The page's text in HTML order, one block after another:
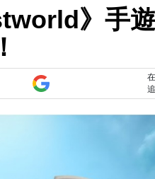
》手